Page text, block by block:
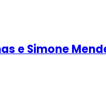
e Simone